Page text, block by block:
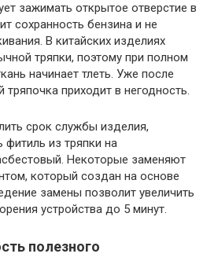
зажимать открытое отверстие в
сохранность бензина и не
В китайских изделиях
тряпки, поэтому при полном
начинает тлеть. Уже после
тряпочка приходит в негодность.
срок службы изделия,
из тряпки на
Некоторые заменяют
который создан на основе
замены позволит увеличить
устройства до 5 минут.
полезного